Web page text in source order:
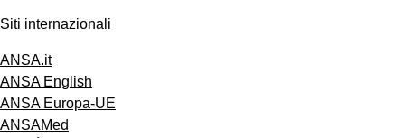
Siti internazionali
ANSA.it
ANSA English
ANSA Europa-UE
ANSAMed